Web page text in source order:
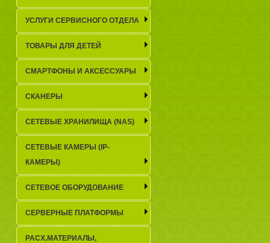
УСЛУГИ СЕРВИСНОГО ОТДЕЛА
ТОВАРЫ ДЛЯ ДЕТЕЙ
СМАРТФОНЫ И АКСЕССУАРЫ
СКАНЕРЫ
СЕТЕВЫЕ ХРАНИЛИЩА (NAS)
СЕТЕВЫЕ КАМЕРЫ (IP-
КАМЕРЫ)
СЕТЕВОЕ ОБОРУДОВАНИЕ
СЕРВЕРНЫЕ ПЛАТФОРМЫ
РАСХ.МАТЕРИАЛЫ,